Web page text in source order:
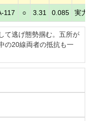
117 ○ 3.31 0.085 実力
て逃げ態勢掴む。五所が
の20線両者の抵抗も一